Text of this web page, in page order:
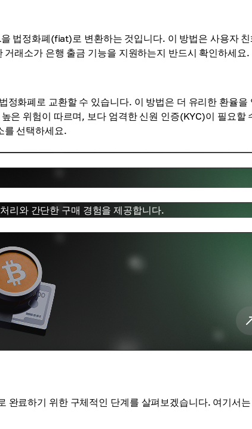
법정화폐(fiat)로 변환하는 것입니다. 이 방법은 사용자
래소가 은행 출금 기능을 지원하는지 반드시 확인하세요.
정화폐로 교환할 수 있습니다. 이 방법은 더 유리한 환율을
은 위험이 따르며, 보다 엄격한 신원 인증(KYC)이 필요할
를 선택하세요.
리와 간단한 구매 경험을 제공합니다.
완료하기 위한 구체적인 단계를 살펴보겠습니다. 여기서